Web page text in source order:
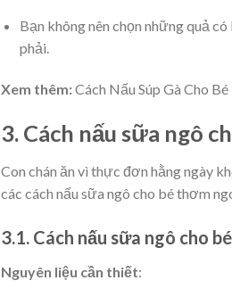
Bạn không nên chọn những quả
phải.
Xem thêm:Cách Nấu Súp Gà Cho
3. Cách nấu sữa ngô
Con chán ăn vì thực đơn hằng ngày
các cách nấu sữa ngô cho bé thơm
3.1. Cách nấu sữa ngô cho
Nguyên liệu cần thiết: